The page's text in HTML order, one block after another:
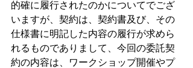
的確に履行されたのかについてでござ
いますが、契約は、契約書及び、その
仕様書に明記した内容の履行が求めら
れるものでありまして、今回の委託契
約の内容は、ワークショップ開催やプ